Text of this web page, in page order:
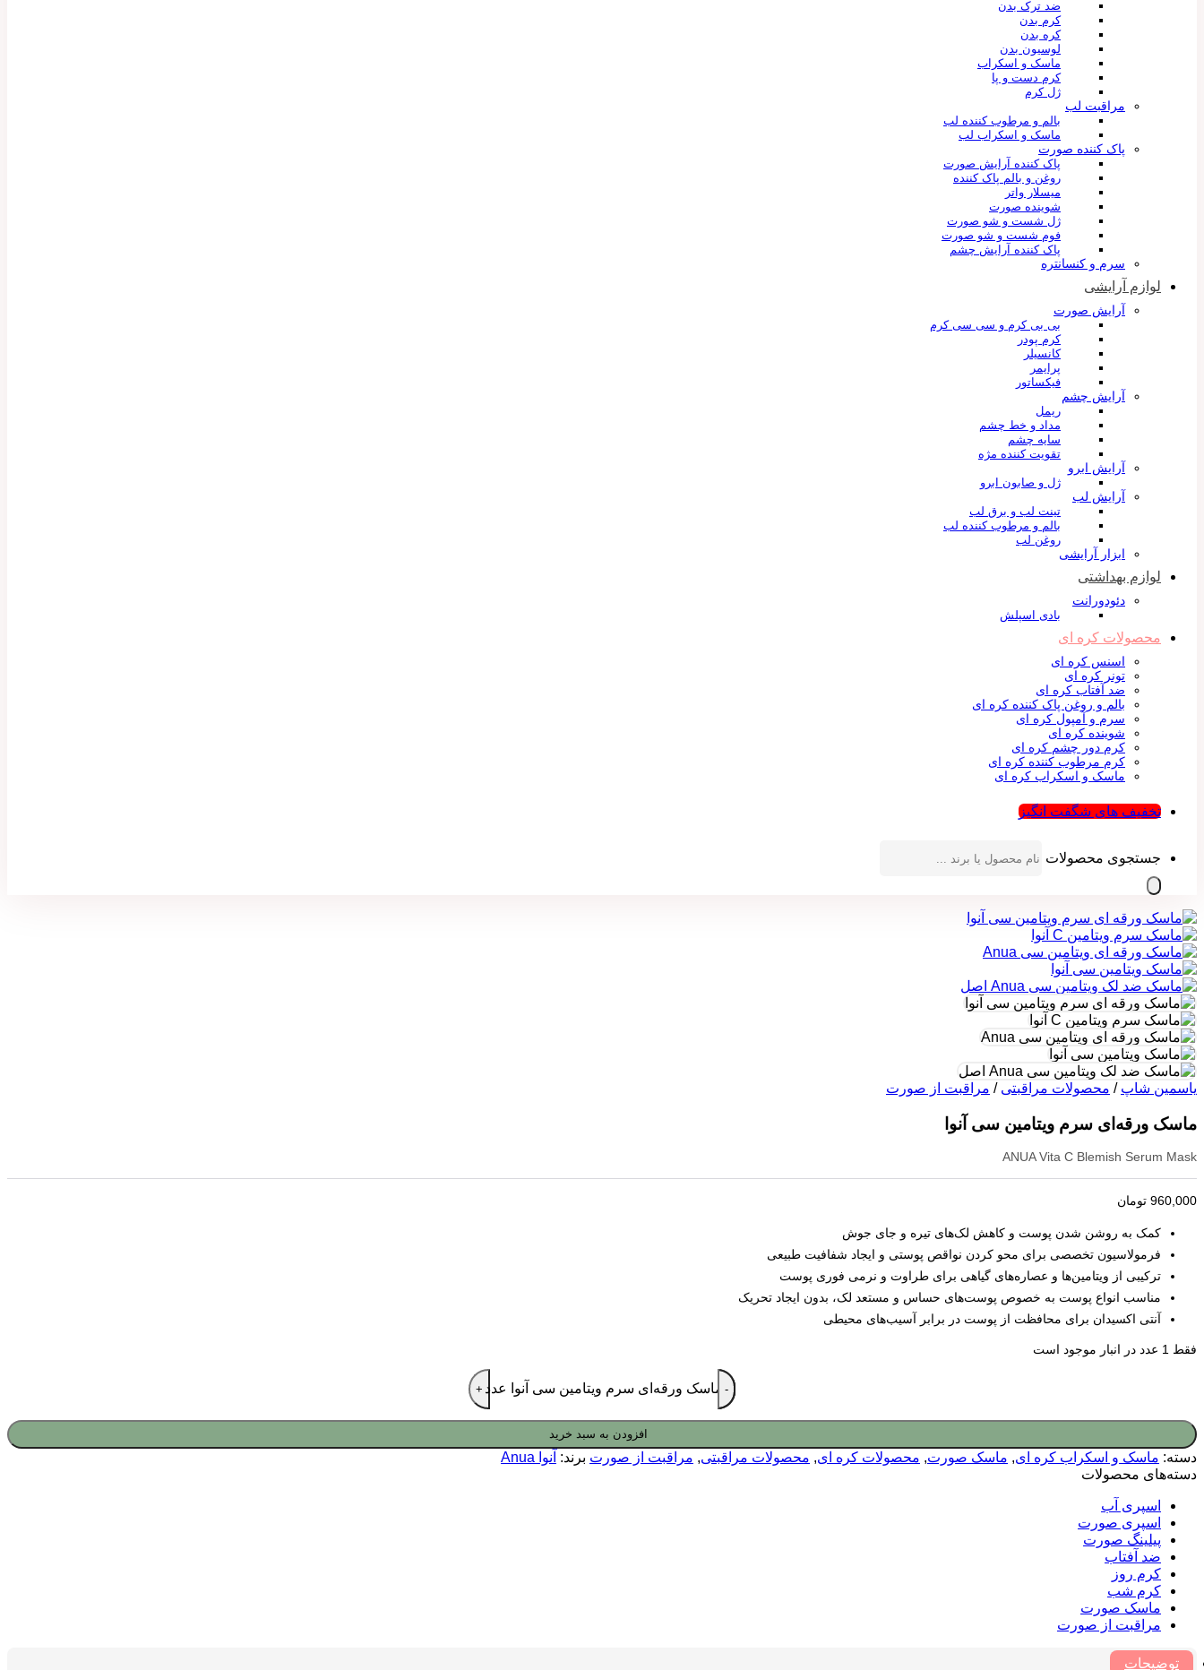
ضد ترک بدن
کرم بدن
کره بدن
لوسیون بدن
ماسک و اسکراب
کرم دست و پا
ژل کرم
مراقبت لب
بالم و مرطوب کننده لب
ماسک و اسکراب لب
پاک کننده صورت
پاک کننده آرایش صورت
روغن و بالم پاک کننده
میسلار واتر
شوینده صورت
ژل شست و شو صورت
فوم شست و شو صورت
پاک کننده آرایش چشم
سرم و کنسانتره
لوازم آرایشی
آرایش صورت
بی بی کرم و سی سی کرم
کرم پودر
کانسیلر
پرایمر
فیکساتور
آرایش چشم
ریمل
مداد و خط چشم
سایه چشم
تقویت کننده مژه
آرایش ابرو
ژل و صابون ابرو
آرایش لب
تینت لب و برق لب
بالم و مرطوب کننده لب
روغن لب
ابزار آرایشی
لوازم بهداشتی
دئودورانت
بادی اسپلش
محصولات کره ای
اسنس کره ای
تونر کره ای
ضد آفتاب کره ای
بالم و روغن پاک کننده کره ای
سرم و آمپول کره ای
شوینده کره ای
کرم دور چشم کره ای
کرم مرطوب کننده کره ای
ماسک و اسکراب کره ای
تخفیف های شگفت انگیز
جستجوی محصولات
یاسمین شاپ / محصولات مراقبتی / مراقبت از صورت
ماسک ورقه‌ای سرم ویتامین سی آنوا
ANUA Vita C Blemish Serum Mask
960,000 تومان
کمک به روشن شدن پوست و کاهش لک‌های تیره و جای جوش
فرمولاسیون تخصصی برای محو کردن نواقص پوستی و ایجاد شفافیت طبیعی
ترکیبی از ویتامین‌ها و عصاره‌های گیاهی برای طراوت و نرمی فوری پوست
مناسب انواع پوست به خصوص پوست‌های حساس و مستعد لک، بدون ایجاد تحریک
آنتی اکسیدان برای محافظت از پوست در برابر آسیب‌های محیطی
فقط 1 عدد در انبار موجود است
ماسک ورقه‌ای سرم ویتامین سی آنوا عدد
افزودن به سبد خرید
دسته: ماسک و اسکراب کره ای, ماسک صورت, محصولات کره ای, محصولات مراقبتی, مراقبت از صورت برند: آنوا Anua
دسته‌های محصولات
اسپری آب
اسپری صورت
پیلینگ صورت
ضد آفتاب
کرم روز
کرم شب
ماسک صورت
مراقبت از صورت
توضیحات